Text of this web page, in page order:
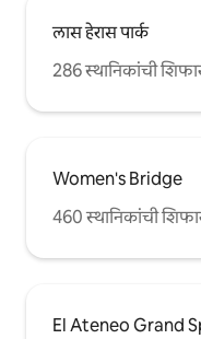
लास हेरास पार्क
286 स्थानिकांची
Women's Bridge
460 स्थानिकांची
El Ateneo Grand